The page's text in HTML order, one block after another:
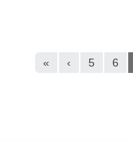
« ‹ 5 6